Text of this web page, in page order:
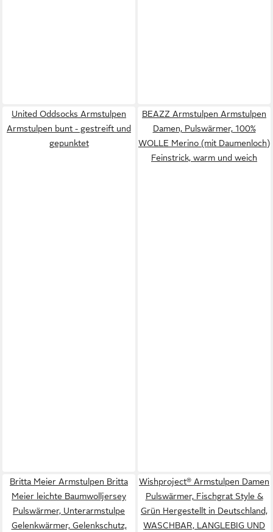
United Oddsocks Armstulpen
Armstulpen bunt - gestreift und
gepunktet
BEAZZ Armstulpen Armstulpen
Damen, Pulswärmer, 100%
WOLLE Merino (mit Daumenloch)
Feinstrick, warm und weich
Britta Meier Armstulpen Britta
Meier leichte Baumwolljersey
Pulswärmer, Unterarmstulpe
Gelenkwärmer, Gelenkschutz,
Wishproject® Armstulpen Damen
Pulswärmer, Fischgrat Style &
Grün Hergestellt in Deutschland,
WASCHBAR, LANGLEBIG UND